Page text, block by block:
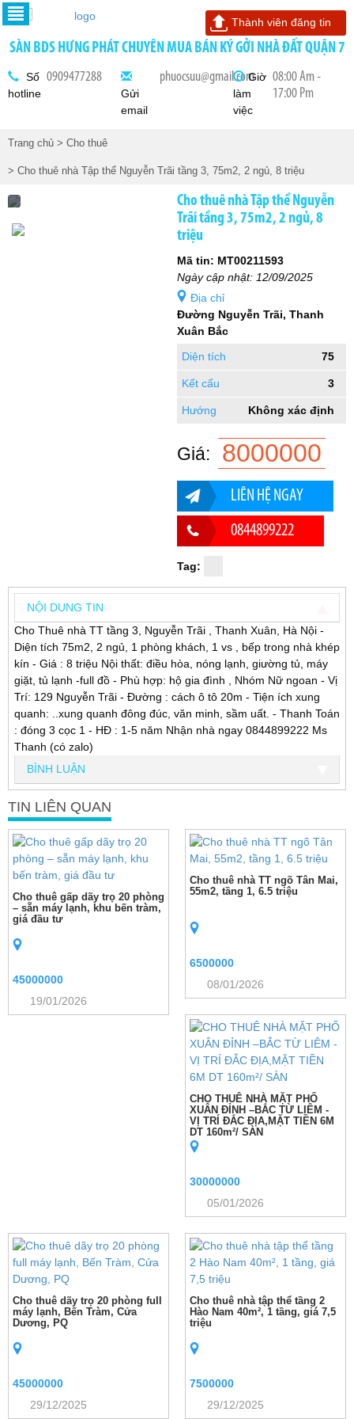
SÀN BDS HƯNG PHÁT CHUYÊN MUA BÁN KÝ GỞI NHÀ ĐẤT QUẬN 7
Số
hotline
0909477288
Gửi
email
phuocsuu@gmail.comGiờ
làm
việc
08:00 Am -
17:00 Pm
Thành viên đăng tin
Trang chủ > Cho thuê
> Cho thuê nhà Tập thể Nguyễn Trãi tầng 3, 75m2, 2 ngủ, 8 triệu
Cho thuê nhà Tập thể Nguyễn
Trãi tầng 3, 75m2, 2 ngủ, 8
triệu
Mã tin: MT00211593
Ngày cập nhật: 12/09/2025
Địa chỉ
Đường Nguyễn Trãi, Thanh
Xuân Bắc
Diện tích
75
Kết cấu 3
Hướng Không xác định
Giá: 8000000
LIÊN HỆ NGAY
0844899222
Tag:
NỘI DUNG TIN
Cho Thuê nhà TT tầng 3, Nguyễn Trãi , Thanh Xuân, Hà Nội -
Diện tích 75m2, 2 ngủ, 1 phòng khách, 1 vs , bếp trong nhà khép
kín - Giá : 8 triệu Nội thất: điều hòa, nóng lạnh, giường tủ, máy
giặt, tủ lạnh -full đồ - Phù hợp: hộ gia đình , Nhóm Nữ ngoan - Vị
Trí: 129 Nguyễn Trãi - Đường : cách ô tô 20m - Tiện ích xung
quanh: ..xung quanh đông đúc, văn minh, sầm uất. - Thanh Toán
: đóng 3 cọc 1 - HĐ : 1-5 năm Nhận nhà ngay 0844899222 Ms
Thanh (có zalo)
BÌNH LUẬN
TIN LIÊN QUAN
Cho thuê gấp dãy trọ 20 phòng
– sẵn máy lạnh, khu bến tràm,
giá đầu tư
45000000
19/01/2026
Cho thuê nhà TT ngõ Tân Mai,
55m2, tầng 1, 6.5 triệu
6500000
08/01/2026
CHO THUÊ NHÀ MẶT PHỐ
XUÂN ĐỈNH –BẮC TỪ LIÊM -
VỊ TRÍ ĐẮC ĐỊA,MẶT TIỀN 6M
DT 160m²/ SÀN
30000000
05/01/2026
Cho thuê dãy trọ 20 phòng full
máy lạnh, Bến Tràm, Cửa
Dương, PQ
45000000
29/12/2025
Cho thuê nhà tập thể tầng 2
Hào Nam 40m², 1 tầng, giá 7,5
triệu
7500000
29/12/2025